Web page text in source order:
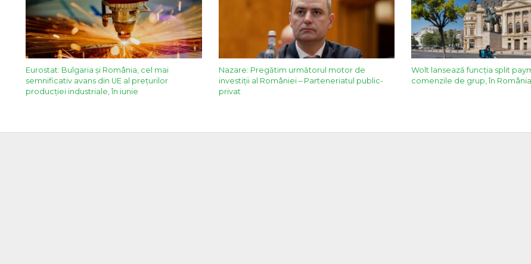
Eurostat: Bulgaria și România, cel mai
semnificativ avans din UE al prețurilor
producției industriale, în iunie
Nazare: Pregătim următorul motor de
investiții al României – Parteneriatul public-
privat
Wolt lansează funcția split
comenzile de grup, în România